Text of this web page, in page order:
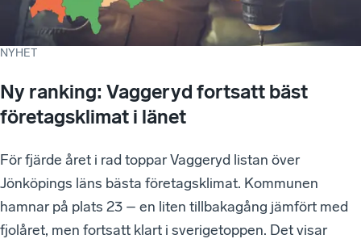
NYHET
Ny ranking: Vaggeryd fortsatt bäst
företagsklimat i länet
För fjärde året i rad toppar Vaggeryd listan över
Jönköpings läns bästa företagsklimat. Kommunen
hamnar på plats 23 – en liten tillbakagång jämfört med
fjolåret, men fortsatt klart i sverigetoppen. Det visar